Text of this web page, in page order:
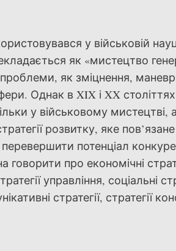
у військовій
як «мистецтво
як зміцнення,
Однак в XIX і XX
у військовому
розвитку, яке
потенціал
про економічні
управління, соціальні
стратегії, стратегії